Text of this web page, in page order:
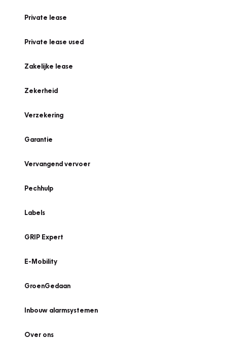
Private lease
Private lease used
Zakelijke lease
Zekerheid
Verzekering
Garantie
Vervangend vervoer
Pechhulp
Labels
GRIP Expert
E-Mobility
GroenGedaan
Inbouw alarmsystemen
Over ons